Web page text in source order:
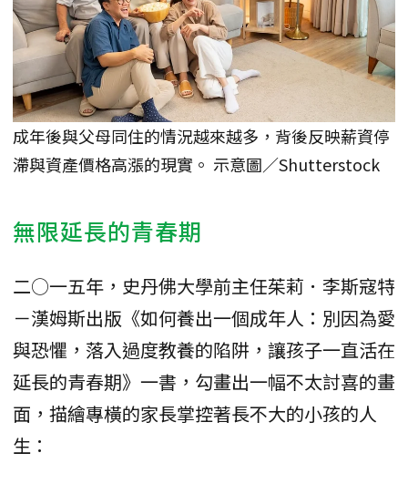
成年後與父母同住的情況越來越多，背後反映薪資停
滯與資產價格高漲的現實。 示意圖／Shutterstock
無限延長的青春期
二○一五年，史丹佛大學前主任茱莉．李斯寇特
－漢姆斯出版《如何養出一個成年人：別因為愛
與恐懼，落入過度教養的陷阱，讓孩子一直活在
延長的青春期》一書，勾畫出一幅不太討喜的畫
面，描繪專橫的家長掌控著長不大的小孩的人
生：